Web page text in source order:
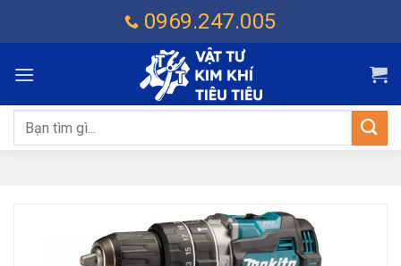
dung
0969.247.005
Tìm
kiếm: